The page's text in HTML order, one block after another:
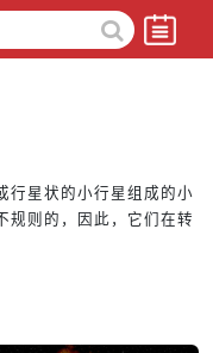
行星状的小行星组成的小
规则的，因此，它们在转